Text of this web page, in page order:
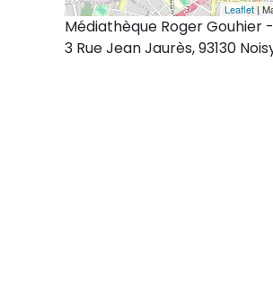
Leaflet|
Médiathèque Roger Gouhier
3 Rue Jean Jaurès, 93130